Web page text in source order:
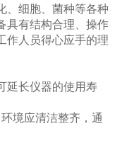
、细胞、菌种等各种
具有结构合理、操作
作人员得心应手的理
延长仪器的使用寿
境应清洁整齐，通